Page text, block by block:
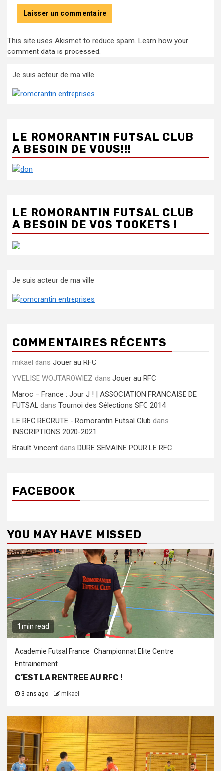
This site uses Akismet to reduce spam. Learn how your
comment data is processed.
Je suis acteur de ma ville
LE ROMORANTIN FUTSAL CLUB
A BESOIN DE VOUS!!!
LE ROMORANTIN FUTSAL CLUB
A BESOIN DE VOS TOOKETS !
Je suis acteur de ma ville
COMMENTAIRES RÉCENTS
mikael dans Jouer au RFC
YVELISE WOJTAROWIEZ dans Jouer au RFC
Maroc – France : Jour J ! | ASSOCIATION FRANCAISE DE
FUTSAL dans Tournoi des Sélections SFC 2014
LE RFC RECRUTE - Romorantin Futsal Club dans
INSCRIPTIONS 2020-2021
Brault Vincent dans DURE SEMAINE POUR LE RFC
FACEBOOK
YOU MAY HAVE MISSED
1 min read
Academie Futsal France Championnat Elite Centre
Entrainement
C’EST LA RENTREE AU RFC !
3 ans ago mikael